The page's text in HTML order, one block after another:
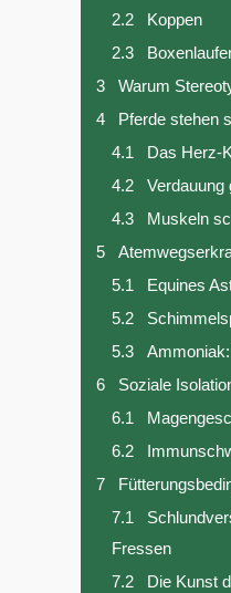
2.2
Koppen
2.3
3
Warum
4
Pferde stehen
4.1
Das Herz-
4.2
Verdauung
4.3
Muskeln
5
5.1
Equines
5.2
5.3
6
Soziale
6.1
6.2
7
7.1
Fressen
7.2
Die Kunst